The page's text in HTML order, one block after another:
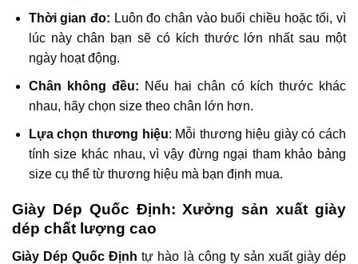
Thời gian đo: Luôn đo chân vào buổi chiều hoặc tối, vì
lúc này chân bạn sẽ có kích thước lớn nhất sau một
ngày hoạt động.
Chân không đều: Nếu hai chân có kích thước khác
nhau, hãy chọn size theo chân lớn hơn.
Lựa chọn thương hiệu: Mỗi thương hiệu giày có cách
tính size khác nhau, vì vậy đừng ngại tham khảo bảng
size cụ thể từ thương hiệu mà bạn định mua.
Giày Dép Quốc Định: Xưởng sản xuất giày
dép chất lượng cao
Giày Dép Quốc Định tự hào là công ty sản xuất giày dép